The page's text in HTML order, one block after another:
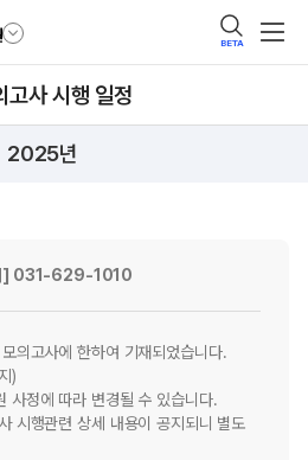
BETA
고사 시행 일정
정
2025년
] 031-629-1010
의고사에 한하여 기재되었습니다.
)
사정에 따라 변경될 수 있습니다.
시행관련 상세 내용이 공지되니 별도